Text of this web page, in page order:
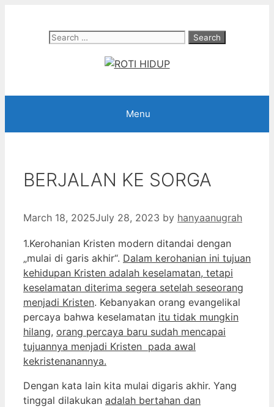
Search
Menu
BERJALAN KE SORGA
March 18, 2025July 28, 2023 by hanyaanugrah
1.Kerohanian Kristen modern ditandai dengan
„mulai di garis akhir“. Dalam kerohanian ini tujuan
kehidupan Kristen adalah keselamatan, tetapi
keselamatan diterima segera setelah seseorang
menjadi Kristen. Kebanyakan orang evangelikal
percaya bahwa keselamatan itu tidak mungkin
hilang, orang percaya baru sudah mencapai
tujuannya menjadi Kristen pada awal
kekristenanannya.
Dengan kata lain kita mulai digaris akhir. Yang
tinggal dilakukan adalah bertahan dan